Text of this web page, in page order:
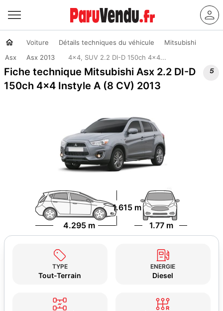
Voiture Détails techniques du véhicule
Mitsubishi
Asx
Asx 2013 4x4, SUV 2.2 DI-D 150ch 4x4...
Fiche technique Mitsubishi Asx 2.2 DI-D
150ch 4x4 Instyle A (8 CV) 2013

4.295 m 1.77 m
1.615 m
TYPE
Tout-Terrain
ENERGIE
Diesel